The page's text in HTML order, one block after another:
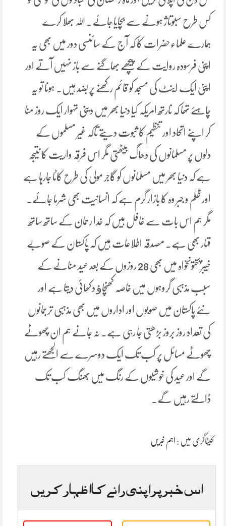
کس طرح سبوتاژ ہونے سے بچایا جائے۔ اللہ بھلا کرے
ہمارے علماءحضرات کا کہ آج کے سائنسی دور میں بھی یہ
اپنی فرسودہ روایت کے پیچھے بھاگنے سے باز نہیں آتے اور
اپنی ایک اینٹ کی مسجد کو قائم رکھنے پر بضد ہیں۔ ہونا تو یہ
چاہئے تھا کہ نارتھ امریکہ کیا دنیا بھر میں دینی تہوار ایک روز منا
کر اپنے اتحاد اور تنظیم کا ثبوت دیتے تاکہ غیر مسلموں کے
دلوں پر مسلمانوں کی دھاگ بیٹھتی مگر اس فرقہ واریت کا نتیجہ
ہے کہ دنیا بھر میں مسلمانوں کو گاجر مولی کی طرح کاٹا جارہا ہے
اور ظلم و جبر وہ کا بازار گرم ہے کہ انسانیت بھی شرما جائے۔
مگر ہم اس بات سے غافل ہیں کہ خدا رحمان کے ساتھ ساتھ
قہار بھی ہے۔ مصدقہ اطلاعات ہیں کہ پاکستان کے صوبے
خیبرپختونخواہ میں بھی 28 روزوں کے بعد عید منانے کے
سبب مذہبی گروہوں میں خاصہ کھنچاﺅ دکھائی دیتا ہے اور
نئے پاکستان میں صوبوں اور اداروں میں بھی مذہبی ترجمانوں
کی تعداد روز بروز بڑھتی جا رہی ہے۔ نہ جانے ہم ان چھوٹے
چھوٹے مسائل پر کب تک ایک دوسرے سے الجھتے رہیں
گے اور عید کی خوشیوں کے رنگ میں بھنگ کب تک
ڈالتے رہیں گے۔
کیٹاگری میں : اہم خبریں
اس خبر پر اپنی رائے کا اظہار کریں